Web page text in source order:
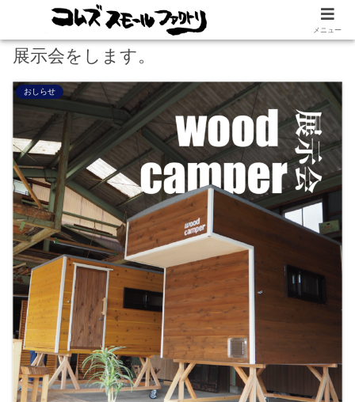
展示会をします。
おしらせ
メニュー